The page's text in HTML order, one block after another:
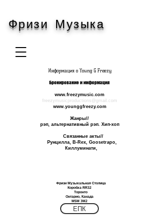
Фризи Музыка
Информация о Young G Freezy
Бронирование и информация
www.freezymusic.com
freezymusicproductions@gmail.com
www.younggfreezy.com
Жанры//
рэп, альтернативный рэп. Хип-хоп
Связанные акты//
Рунцилла, B-Rex, Goosetrapo,
Киллуминати,
Фризи Музыкальная Столица
Коробка RR32
Торонто
Онтарио, Канада
М5М 3М2
ЕПК